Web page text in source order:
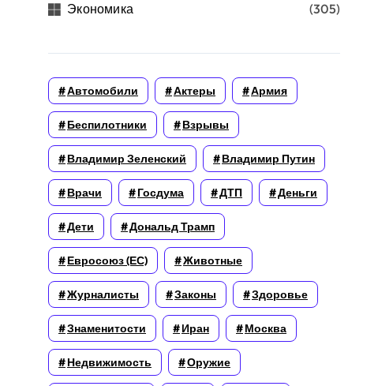
Экономика (305)
Автомобили Актеры Армия
Беспилотники Взрывы
Владимир Зеленский Владимир Путин
Врачи Госдума ДТП Деньги
Дети Дональд Трамп
Евросоюз (ЕС) Животные
Журналисты Законы Здоровье
Знаменитости Иран Москва
Недвижимость Оружие